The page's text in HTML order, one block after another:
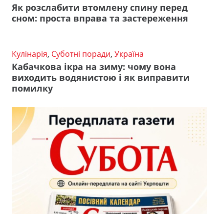
Як розслабити втомлену спину перед
сном: проста вправа та застереження
Кулінарія, Суботні поради, Україна
Кабачкова ікра на зиму: чому вона
виходить водянистою і як виправити
помилку